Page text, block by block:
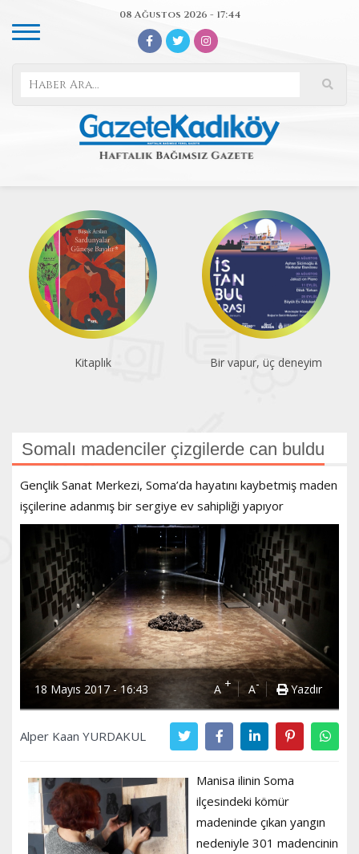
08 Ağustos 2026 - 17:44
Kitaplık Bir vapur, üç deneyim
Somalı madenciler çizgilerde can buldu
Gençlik Sanat Merkezi, Soma’da hayatını kaybetmiş maden
işçilerine adanmış bir sergiye ev sahipliği yapıyor
18 Mayıs 2017 - 16:43 A + A- Yazdır
Alper Kaan YURDAKUL
Manisa ilinin Soma
ilçesindeki kömür
madeninde çıkan yangın
nedeniyle 301 madencinin